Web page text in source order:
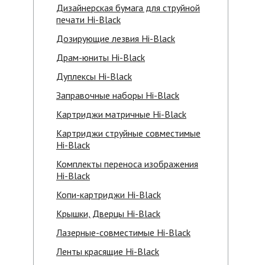
Дизайнерская бумага для струйной
печати Hi-Black
Дозирующие лезвия Hi-Black
Драм-юниты Hi-Black
Дуплексы Hi-Black
Заправочные наборы Hi-Black
Картриджи матричные Hi-Black
Картриджи струйные совместимые
Hi-Black
Комплекты переноса изображения
Hi-Black
Копи-картриджи Hi-Black
Крышки, Дверцы Hi-Black
Лазерные-совместимые Hi-Black
Ленты красящие Hi-Black